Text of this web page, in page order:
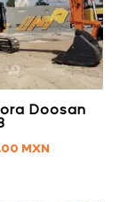
Doosan